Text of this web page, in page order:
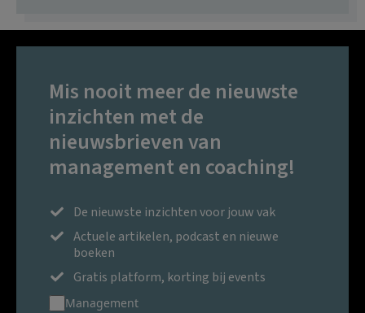
Mis nooit meer de nieuwste
inzichten met de
nieuwsbrieven van
management en coaching!
De nieuwste inzichten voor jouw vak
Actuele artikelen, podcast en nieuwe
boeken
Gratis platform, korting bij events
Management